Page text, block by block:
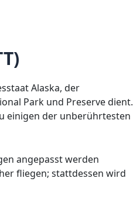
Alaska, der
Park und Preserve dient.
einigen der unberührtesten
angepasst werden
fliegen; stattdessen wird